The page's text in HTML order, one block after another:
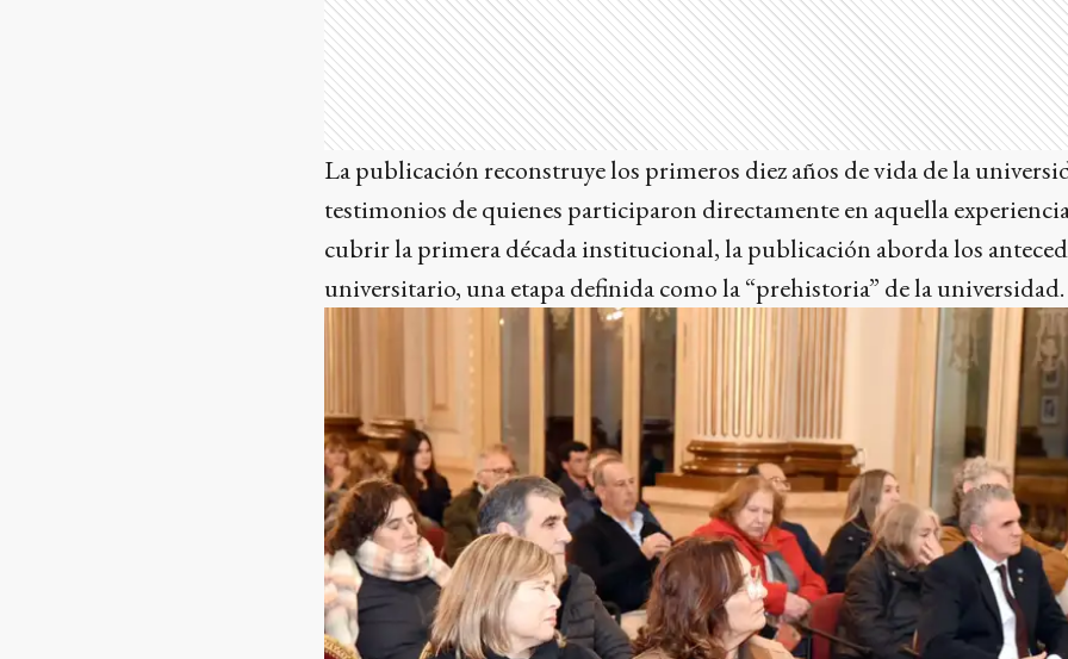
La publicación reconstruye los primeros diez años de vida de la
testimonios de quienes participaron directamente en aquella
cubrir la primera década institucional, la publicación aborda los
universitario, una etapa definida como la “prehistoria” de la universidad.